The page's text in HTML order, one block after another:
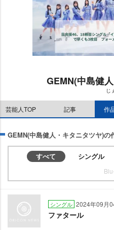
GEMN(中島健
じ
芸能人TOP 記事 作
GEMN(中島健人・キタニタツヤ)の
すべて シングル
シングル 2024年09月
ファタール